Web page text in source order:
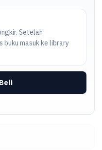
Setelah
buku masuk ke library